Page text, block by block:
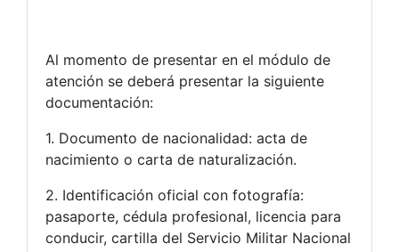
Al momento de presentar en el módulo de
atención se deberá presentar la siguiente
documentación:
1. Documento de nacionalidad: acta de
nacimiento o carta de naturalización.
2. Identificación oficial con fotografía:
pasaporte, cédula profesional, licencia para
conducir, cartilla del Servicio Militar Nacional